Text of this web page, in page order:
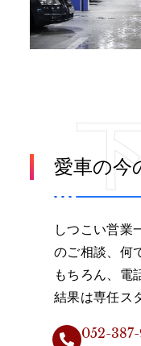
愛車の今
しつこい営業
のご相談、何
もちろん、電
結果は専任ス
052-387-